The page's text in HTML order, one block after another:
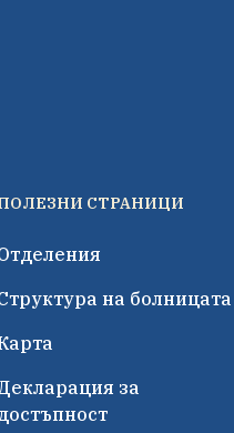
СТРАНИЦИ
на болницата
Декларация за
достъпност